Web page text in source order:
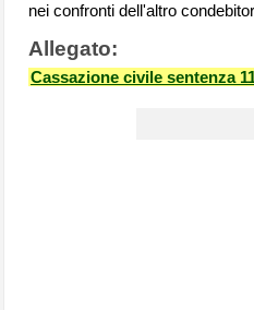
nei confronti dell'altro
Allegato:
Cassazione civile sentenza